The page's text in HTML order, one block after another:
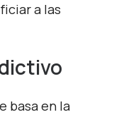
a las
basa en la